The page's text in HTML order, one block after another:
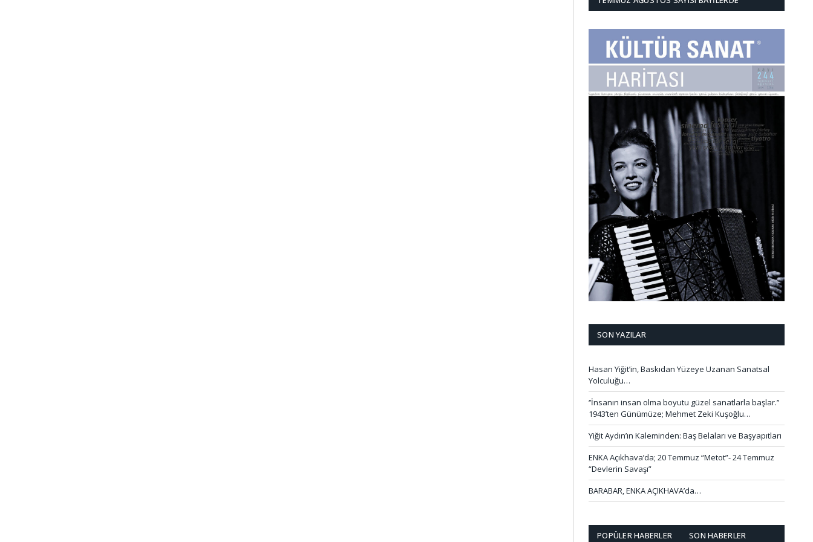
SON YAZILAR
Hasan Yiğit’in, Baskıdan Yüzeye Uzanan Sanatsal
Yolculuğu…
‘’İnsanın insan olma boyutu güzel sanatlarla başlar.’’
1943’ten Günümüze; Mehmet Zeki Kuşoğlu…
Yiğit Aydın’ın Kaleminden: Baş Belaları ve Başyapıtları
ENKA Açıkhava’da; 20 Temmuz “Metot”- 24 Temmuz
“Devlerin Savaşı”
BARABAR, ENKA AÇIKHAVA’da…
POPÜLER HABERLER SON HABERLER